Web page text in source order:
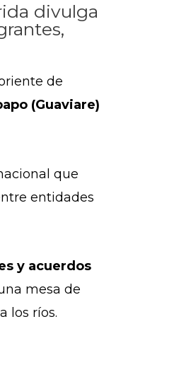
divulga
de
(Guaviare)
que
entidades
y acuerdos
mesa de
los ríos.